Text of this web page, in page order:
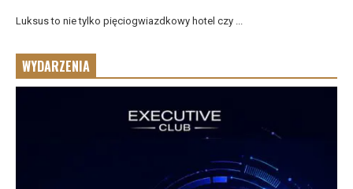
Luksus to nie tylko pięciogwiazdkowy hotel czy ...
WYDARZENIA